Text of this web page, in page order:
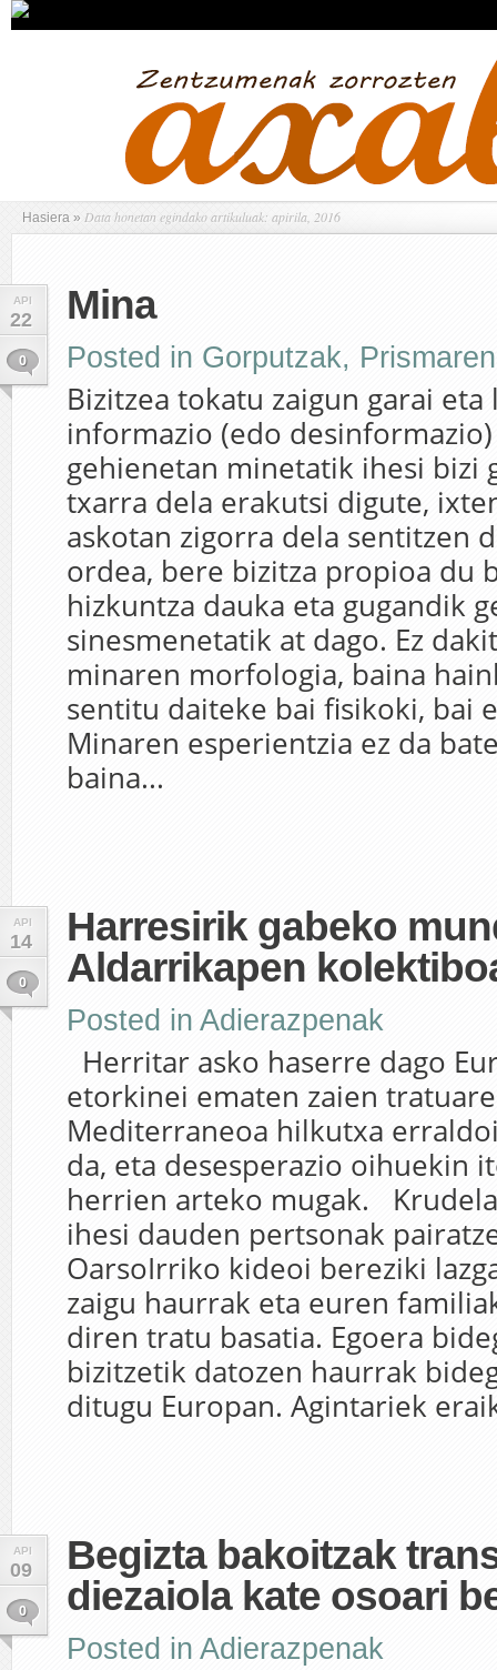
Hasiera » Data honetan egindako artikuluak: apirila, 2016
API
22
0
Mina
Posted in Gorputzak,
Bizitzea tokatu zaigun garai
informazio (edo
gehienetan minetatik ihesi bizi
txarra dela erakutsi digute,
askotan zigorra dela sentitzen
ordea, bere bizitza propioa du
hizkuntza dauka eta gugandik
sinesmenetatik at dago. Ez
minaren morfologia, baina
sentitu daiteke bai fisikoki, bai
Minaren esperientzia ez da
baina...
API
14
0
Harresirik gabeko
Aldarrikapen
Posted in Adierazpenak
Herritar asko haserre dago
etorkinei ematen zaien
Mediterraneoa hilkutxa
da, eta desesperazio oihuekin
herrien arteko mugak.
ihesi dauden pertsonak
OarsoIrriko kideoi bereziki
zaigu haurrak eta euren
diren tratu basatia. Egoera
bizitzetik datozen haurrak
ditugu Europan. Agintariek
API
09
0
Begizta bakoitzak
diezaiola kate osoari
Posted in Adierazpenak